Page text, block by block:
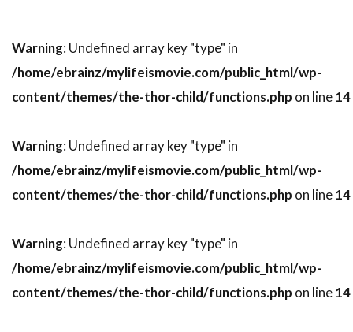
スティーブン・マクハーティ
スティーブン・ライト
スティーブ・アボット
スティーブ・アンティン
スティーヴン・B・ポスター
スティーヴン・H・ブラム
スティーヴン・J・ウルフ
スティーヴン・M・カッツ
スティーヴン・キング
Warning: Undefined array key "type" in
/home/ebrainz/mylifeismovie.com/public_html/wp-
content/themes/the-thor-child/functions.php on line14
Warning: Undefined array key "type" in
/home/ebrainz/mylifeismovie.com/public_html/wp-
content/themes/the-thor-child/functions.php on line14
Warning: Undefined array key "type" in
/home/ebrainz/mylifeismovie.com/public_html/wp-
content/themes/the-thor-child/functions.php on line14